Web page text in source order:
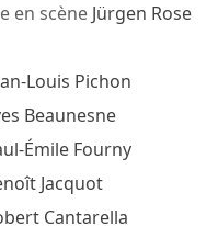
en scène Jürgen Rose
Louis Pichon
Beaunesne
Émile Fourny
Jacquot
Cantarella